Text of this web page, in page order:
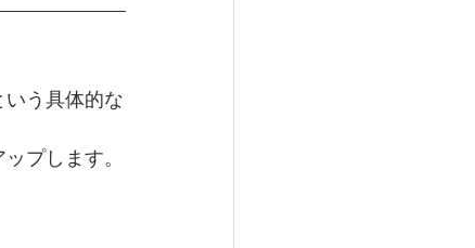
う具体的な
プします。